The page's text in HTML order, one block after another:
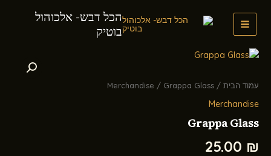
MAIN
MENU
הכל דבש- אלכוהול
בוטיק
עמוד הבית /
Merchandise / Grappa Glass
Merchandise
Grappa Glass
25.00 ₪